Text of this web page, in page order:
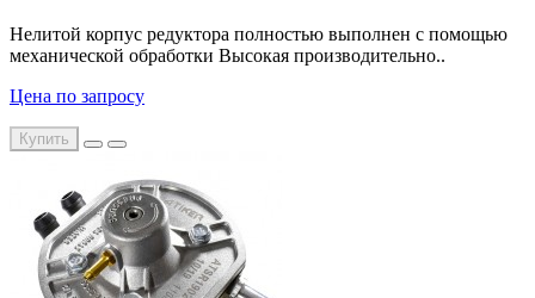
Нелитой корпус редуктора полностью выполнен с помощью
механической обработки Высокая производительно..
Цена по запросу
Купить